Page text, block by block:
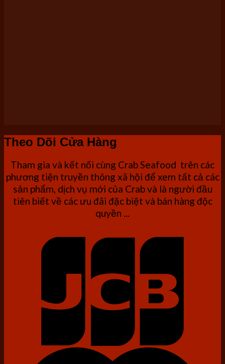
Theo Dõi Cửa Hàng
Tham gia và kết nối cùng Crab Seafood trên các
phương tiện truyền thông xã hội để xem tất cả các
sản phẩm, dịch vụ mới của Crab và là người đầu
tiên biết về các ưu đãi đặc biệt và bán hàng độc
quyền ...